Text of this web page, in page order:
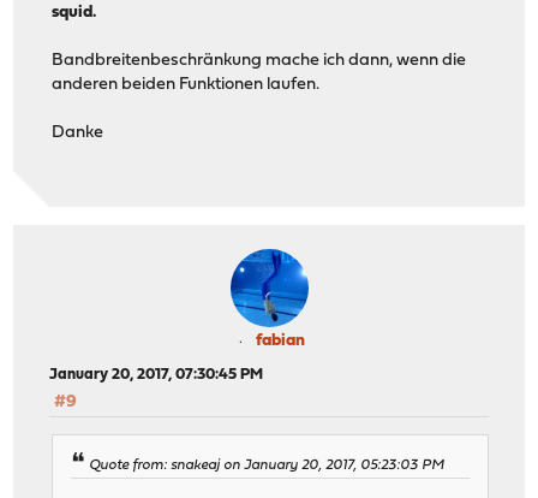
squid.
Bandbreitenbeschränkung mache ich dann, wenn die
anderen beiden Funktionen laufen.
Danke
fabian
January 20, 2017, 07:30:45 PM
#9
Quote from: snakeaj on January 20, 2017, 05:23:03 PM